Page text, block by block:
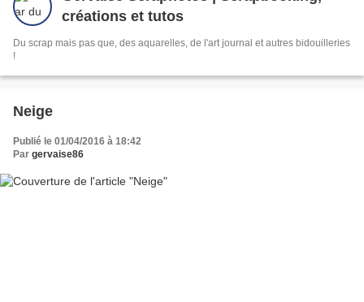
créations et tutos
Du scrap mais pas que, des aquarelles, de l'art journal et autres bidouilleries
!
Neige
Publié le 01/04/2016 à 18:42
Par gervaise86